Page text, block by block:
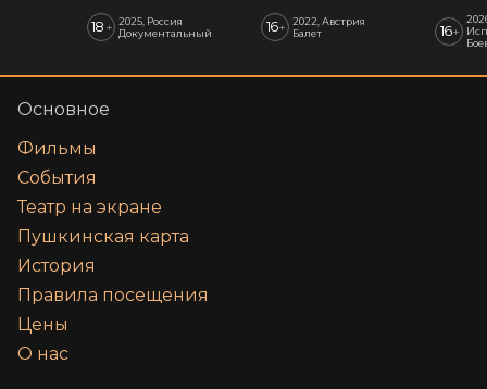
18 + 2025, Россия
Документальный
16+
2022, Австрия
Балет
16+
Основное
Фильмы
События
Театр на экране
Пушкинская карта
История
Правила посещения
Цены
О нас